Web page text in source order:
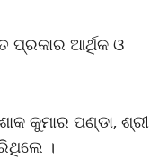
ପ୍ରକାର ଆର୍ଥିକ ଓ
କୁମାର ପଣ୍ଡା, ଶ୍ରୀ
।